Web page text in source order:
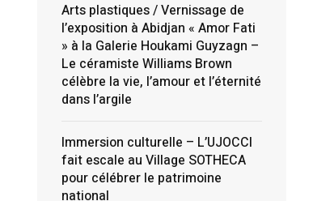
Arts plastiques / Vernissage de
l’exposition à Abidjan « Amor Fati
» à la Galerie Houkami Guyzagn –
Le céramiste Williams Brown
célèbre la vie, l’amour et l’éternité
dans l’argile
Immersion culturelle – L’UJOCCI
fait escale au Village SOTHECA
pour célébrer le patrimoine
national